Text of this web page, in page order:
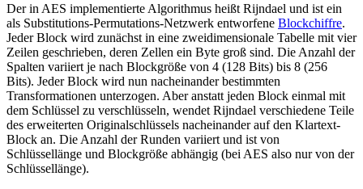
Der in AES implementierte Algorithmus heißt Rijndael und ist ein
als Substitutions-Permutations-Netzwerk entworfene Blockchiffre.
Jeder Block wird zunächst in eine zweidimensionale Tabelle mit vier
Zeilen geschrieben, deren Zellen ein Byte groß sind. Die Anzahl der
Spalten variiert je nach Blockgröße von 4 (128 Bits) bis 8 (256
Bits). Jeder Block wird nun nacheinander bestimmten
Transformationen unterzogen. Aber anstatt jeden Block einmal mit
dem Schlüssel zu verschlüsseln, wendet Rijndael verschiedene Teile
des erweiterten Originalschlüssels nacheinander auf den Klartext-
Block an. Die Anzahl der Runden variiert und ist von
Schlüssellänge und Blockgröße abhängig (bei AES also nur von der
Schlüssellänge).